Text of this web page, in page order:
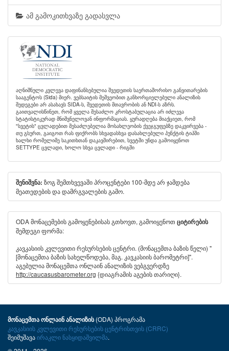
ამ გამოკითხვაზე გადასვლა
აღნიშნული კვლევა დაფინანსებულია შვედეთის საერთაშორისო განვითარების
სააგენტოს (Sida) მიერ. ვებსაიტის მეშვეობით განხორციელებული ანალიზის
შედეგები არ ასახავს SIDA-ს, შვედეთის მთავრობის ან NDI-ს აზრს.
გაითვალისწინეთ, რომ ყველა შესაძლო კროსტაბულაცია არ იძლევა
სტატისტიკურად მნიშვნელოვან ინფორმაციას. ყურადღება მიაქციეთ, რომ
"სვეტის" ცვლადებით შესაძლებელია მოსახლეობის ქვეჯგუფებზე დაკვირვება -
თუ გსურთ, გაიგოთ რას ფიქრობს სხვადასხვა დასახლებული პუნქტის ტიპში
ხალხი რომელიმე საკითხთან დაკავშირებით, სვეტში უნდა გამოიყენოთ
SETTYPE ცვლადი, ხოლო სხვა ცვლადი - რიგში
შენიშვნა: ზოგ შემთხვევაში პროცენტები 100-მდე არ ჯამდება
მეათედების და დამრგვალების გამო.
ODA მონაცემების გამოყენებისას გთხოვთ, გამოიყენოთ ციტირების
შემდეგი ფორმა:
კავკასიის კვლევითი რესურსების ცენტრი. (მონაცემთა ბაზის წელი) "
[მონაცემთა ბაზის სახელწოდება, მაგ. კავკასიის ბარომეტრი]".
აგებულია მონაცემთა ონლაინ ანალიზის ვებგვერდზე
http://caucasusbarometer.org {დიაგრამის აგების თარიღი}.
მონაცემთა ონლაინ ანალიზის(ODA) პროგრამა
კავკასიის კვლევითი რესურსების ცენტრისთვის (CRRC)
შეიმუშავაირაკლი ნასყიდაშვილმა.